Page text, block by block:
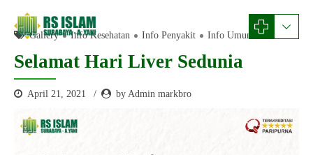
Gallery Info Kesehatan Info Penyakit Info Umum
Selamat Hari Liver Sedunia
April 21, 2021 by Admin markbro